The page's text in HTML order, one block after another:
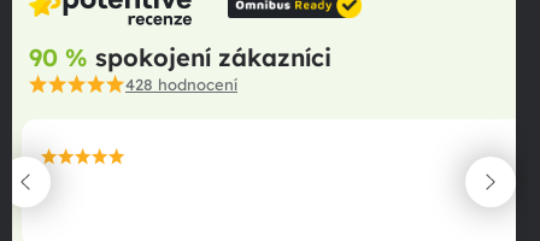
90 % spokojení zákazníci
428 hodnocení
maximální spokojenost
22.06.2025